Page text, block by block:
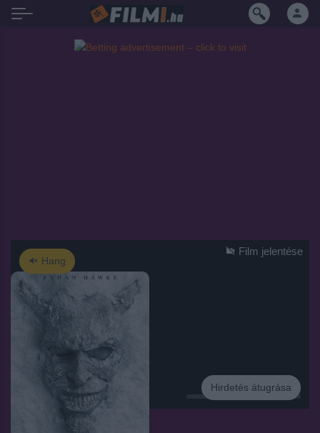
Hang
Hirdetés
Hirdetés átugrása
Film jelentése